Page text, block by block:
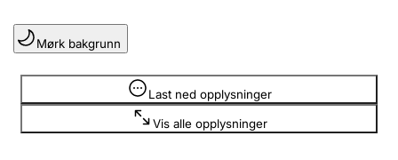
Lag og forening
Registrere, endre, slette
Mørk bakgrunn
Last ned opplysninger
Vis alle opplysninger
Opplysninger er skjult